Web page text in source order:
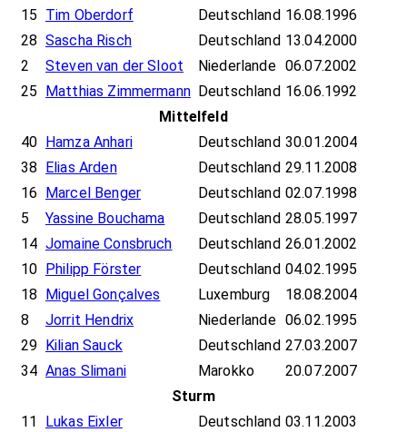
15 Tim Oberdorf Deutschland 16.08.1996
28 Sascha Risch Deutschland 13.04.2000
2
Steven van der Sloot Niederlande 06.07.2002
25
Matthias Zimmermann Deutschland 16.06.1992
Mittelfeld
40
Hamza Anhari Deutschland 30.01.2004
38
Elias Arden Deutschland 29.11.2008
16
Marcel Benger Deutschland 02.07.1998
5
Yassine Bouchama Deutschland 28.05.1997
14 Jomaine Consbruch Deutschland 26.01.2002
10
Philipp Förster Deutschland 04.02.1995
18
Miguel Gonçalves Luxemburg
18.08.2004
8
Jorrit Hendrix Niederlande 06.02.1995
29
Kilian Sauck Deutschland 27.03.2007
34 Anas Slimani Marokko
20.07.2007
Sturm
11
Lukas Eixler Deutschland 03.11.2003